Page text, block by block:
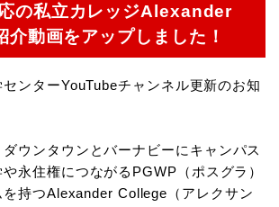
の私立カレッジAlexander
動画をアップしました！
ンターYouTubeチャンネル更新のお知
ウンタウンとバーナビーにキャンパス
永住権につながるPGWP（ポスグラ）
持つAlexander College（アレクサン